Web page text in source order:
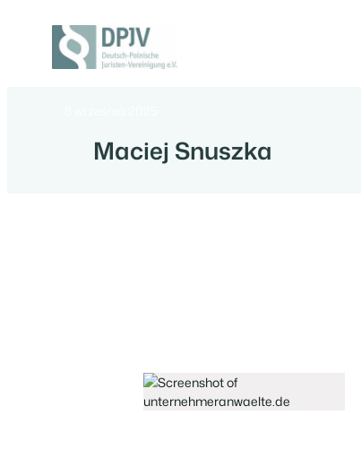
Deutsch-
Polnische
Maciej Snuszka